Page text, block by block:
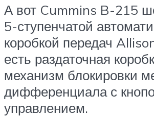
А вот Cummins B-215
5-ступенчатой
коробкой передач
есть раздаточная
механизм блокировки
дифференциала с
управлением.